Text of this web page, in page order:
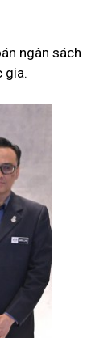
ngân sách
gia.